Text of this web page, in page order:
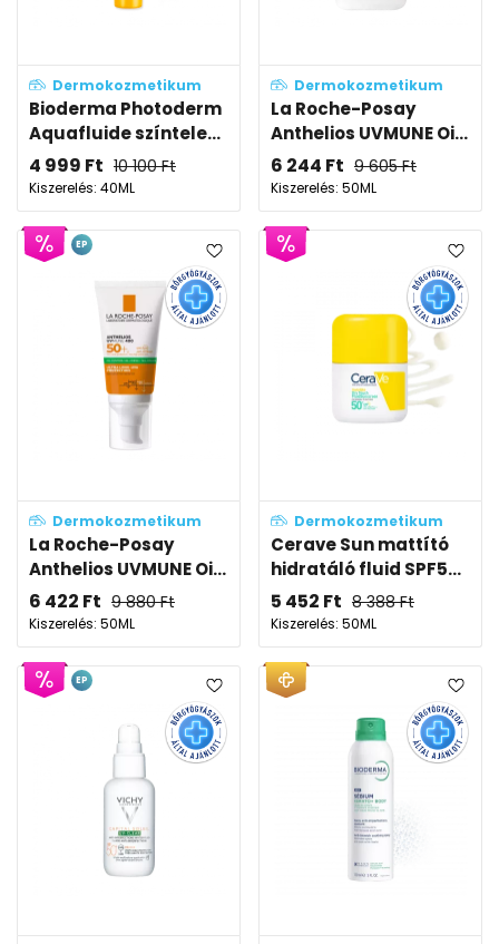
Dermokozmetikum
Bioderma Photoderm
Aquafluide színtele...
4 999 Ft 10 100Ft
Kiszerelés: 40ML
Dermokozmetikum
La Roche-Posay
Anthelios UVMUNE Oi...
6 244 Ft 9 605Ft
Kiszerelés: 50ML
Dermokozmetikum
La Roche-Posay
Anthelios UVMUNE Oi...
6 422 Ft 9 880Ft
Kiszerelés: 50ML
EP
Dermokozmetikum
Cerave Sun mattító
hidratáló fluid SPF5...
5 452 Ft 8 388Ft
Kiszerelés: 50ML
EP